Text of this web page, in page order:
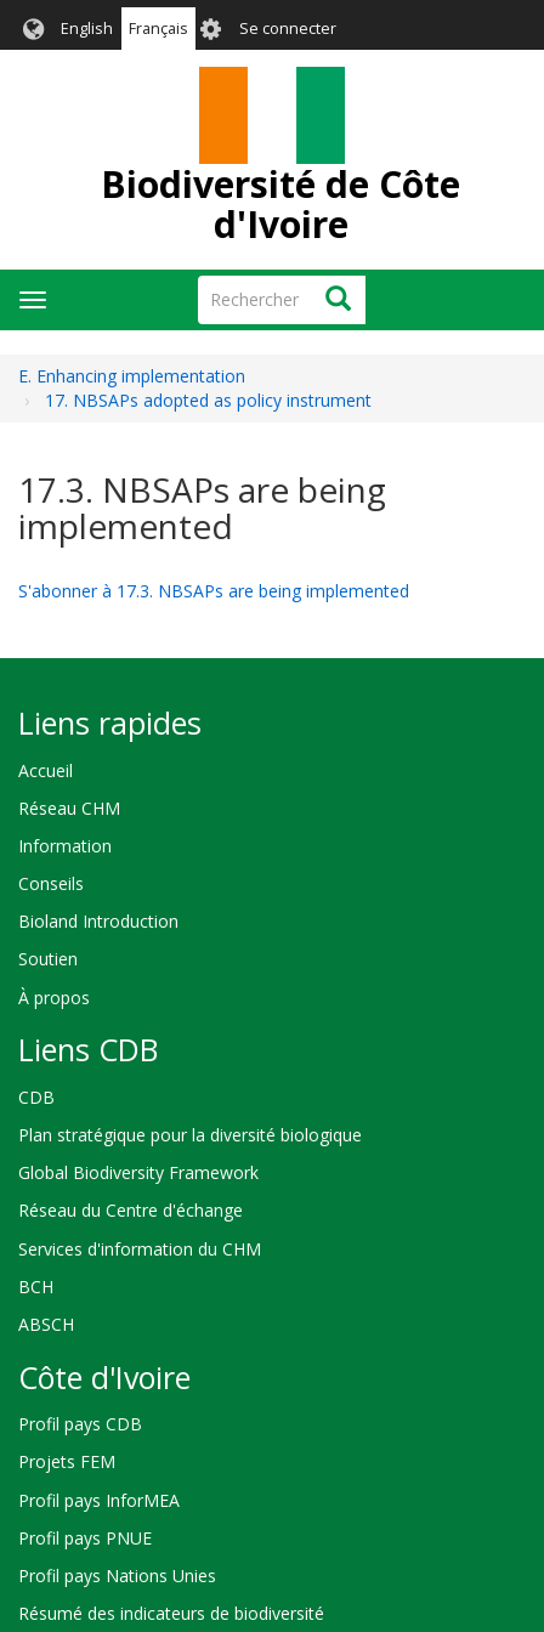
English Français User
account
Se connecter
Biodiversité de Côte
d'Ivoire
Rechercher Rechercher
Toggle
navigation
E. Enhancing implementation
17. NBSAPs adopted as policy instrument
17.3. NBSAPs are being
implemented
S'abonner à 17.3. NBSAPs are being implemented
Liens rapides
Accueil
Réseau CHM
Information
Conseils
Bioland Introduction
Soutien
À propos
Liens CDB
CDB
Plan stratégique pour la diversité biologique
Global Biodiversity Framework
Réseau du Centre d'échange
Services d'information du CHM
BCH
ABSCH
Côte d'Ivoire
Profil pays CDB
Projets FEM
Profil pays InforMEA
Profil pays PNUE
Profil pays Nations Unies
Résumé des indicateurs de biodiversité